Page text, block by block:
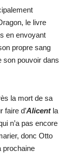
le livre
en envoyant
propre sang
son pouvoir dans
la mort de sa
faire d’Alicent la
n’a pas encore
donc Otto
prochaine